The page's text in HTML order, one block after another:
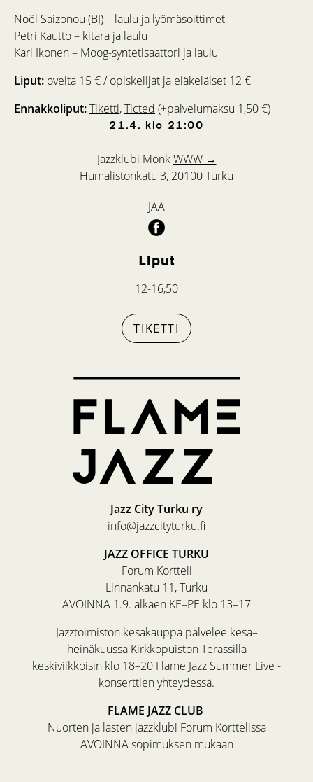
21.4. klo 21:00
Jazzklubi MonkWWW →
Humalistonkatu 3, 20100 Turku
JAA
Liput
12-16,50
TIKETTI
Noël Saizonou (BJ) – laulu ja lyömäsoittimet
Petri Kautto – kitara ja laulu
Kari Ikonen – Moog-syntetisaattori ja laulu
Liput: ovelta 15 € / opiskelijat ja eläkeläiset 12 €
Ennakkoliput:Tiketti,Ticted (+palvelumaksu 1,50 €)
Jazz City Turku ry
info@jazzcityturku.fi
JAZZ OFFICE TURKU
Forum Kortteli
Linnankatu 11, Turku
AVOINNA 1.9. alkaen KE–PE klo 13–17
Jazztoimiston kesäkauppa palvelee kesä–
heinäkuussa Kirkkopuiston Terassilla
keskiviikkoisin klo 18–20 Flame Jazz Summer Live -
konserttien yhteydessä.
FLAME JAZZ CLUB
Nuorten ja lasten jazzklubi Forum Korttelissa
AVOINNA sopimuksen mukaan